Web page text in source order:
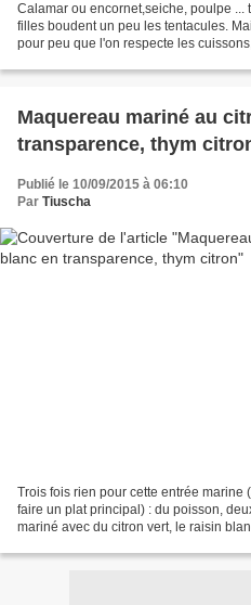
Calamar ou encornet,seiche, poulpe ...
filles boudent un peu les tentacules.
pour peu que l'on respecte les
Maquereau mariné au
transparence, thym
Publié le 10/09/2015 à 06:10
Par Tiuscha
Trois fois rien pour cette entrée marine
faire un plat principal) : du poisson,
mariné avec du citron vert, le raisin